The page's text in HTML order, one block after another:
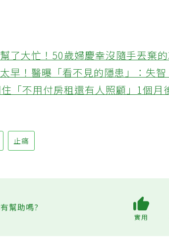
了大忙！50歲婦慶幸沒隨手丟棄
早！醫曝「看不見的隱患」：失
「不用付房租還有人照顧」1個月
止痛